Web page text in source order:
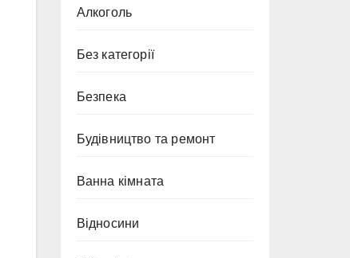
Алкоголь
Без категорії
Безпека
Будівництво та ремонт
Ванна кімната
Відносини